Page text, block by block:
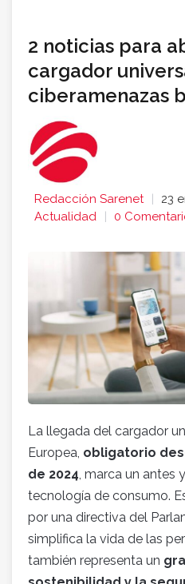
2 noticias para
cargador
ciberamenazas
Redacción Sarenet
23
Actualidad
0
La llegada del cargador
Europea, obligatorio
de 2024, marca un antes
tecnología de consumo.
por una directiva del
simplifica la vida de las
también representa un